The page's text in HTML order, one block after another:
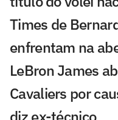
Times de
enfrentam na
LeBron James
Cavaliers por